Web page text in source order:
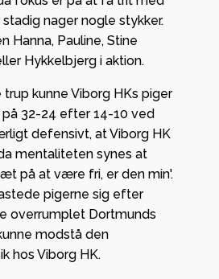
nager nogle stykker.
Hanna, Pauline, Stine
Hykkelbjerg i aktion.
kunne Viborg HKs piger
32-24 efter 14-10 ved
defensivt, at Viborg HK
mentaliteten synes at
på at være fri, er den min'.
pigerne sig efter
overrumplet Dortmunds
modstå den
hos Viborg HK.